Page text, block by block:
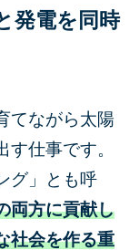
発電を同時
てながら太陽
仕事です。
グ」とも呼
両方に貢献し
社会を作る重